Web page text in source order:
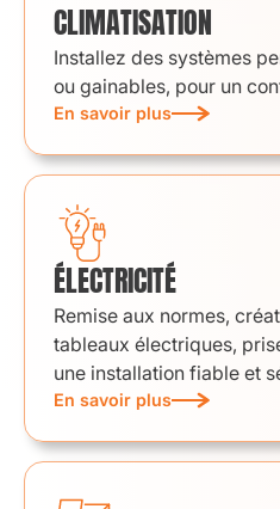
CLIMATISATION
Installez des systèmes
ou gainables, pour un
En savoir plus
ÉLECTRICITÉ
Remise aux normes,
tableaux électriques,
une installation fiable et
En savoir plus